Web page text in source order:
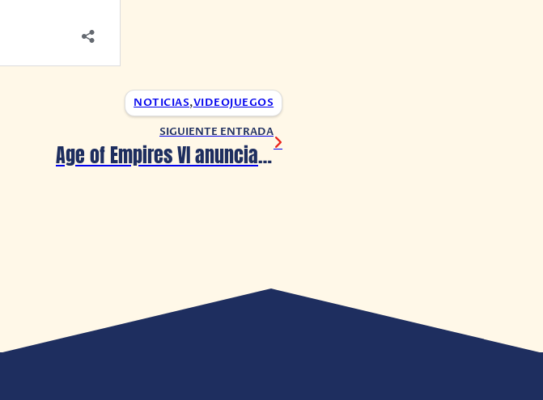
NOTICIAS,VIDEOJUEGOS
SIGUIENTE ENTRADA
Age of Empires VI anuncia evento de gameplay «Fan Preview» para el 10 de abril